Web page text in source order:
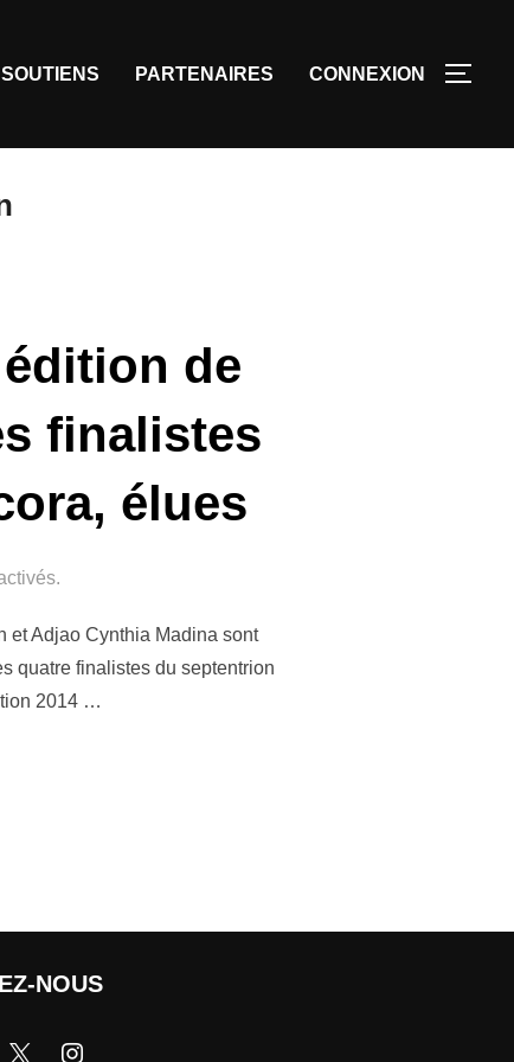
PARTENAIRES CONNEXION
de
finalistes
élues
et Adjao Cynthia Madina sont
quatre finalistes du septentrion
2014 …
NOUS